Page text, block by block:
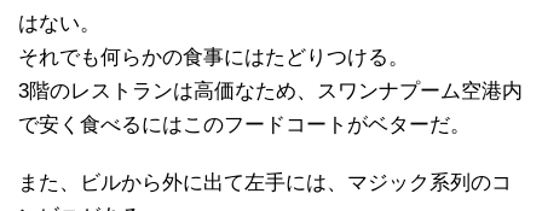
はない。
それでも何らかの食事にはたどりつける。
3階のレストランは高価なため、スワンナプーム空港内
で安く食べるにはこのフードコートがベターだ。
また、ビルから外に出て左手には、マジック系列のコ